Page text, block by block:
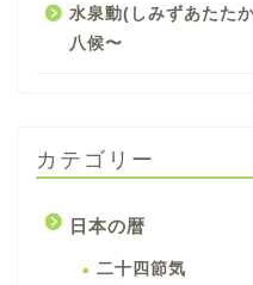
水泉動(しみずあたた
八候〜
カテゴリー
日本の暦
二十四節気